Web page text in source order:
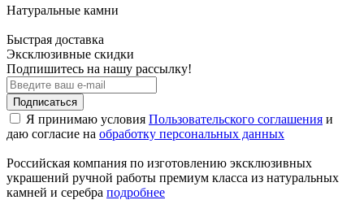
Натуральные камни
Быстрая доставка
Эксклюзивные скидки
Подпишитесь на нашу рассылку!
Подписаться
Я принимаю условия Пользовательского соглашения и
даю согласие на обработку персональных данных
Российская компания по изготовлению эксклюзивных
украшений ручной работы премиум класса из натуральных
камней и серебра подробнее